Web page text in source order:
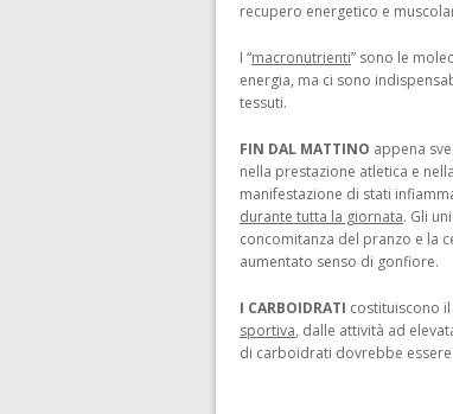
recupero energetico e
I “macronutrienti” sono le
energia, ma ci sono
tessuti.
FIN DAL MATTINO appena
nella prestazione atletica e
manifestazione di stati
durante tutta la giornata. Gli
concomitanza del pranzo e la
aumentato senso di gonfiore.
I CARBOIDRATI costituiscono
sportiva, dalle attività ad
di carboidrati dovrebbe